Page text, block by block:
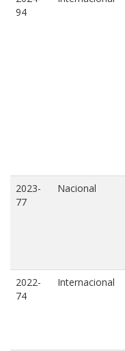
94
2023-
77
Nacional
2022-
74
Internacional